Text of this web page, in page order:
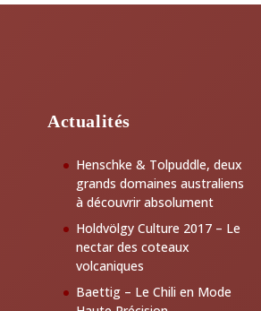
Actualités
Henschke & Tolpuddle, deux
grands domaines australiens
à découvrir absolument
Holdvölgy Culture 2017 – Le
nectar des coteaux
volcaniques
Baettig – Le Chili en Mode